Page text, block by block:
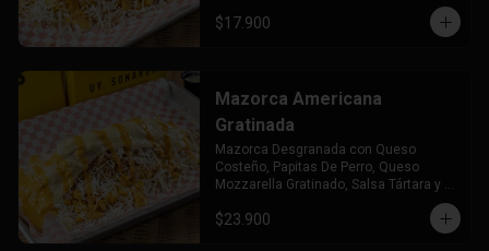
$17.900
Mazorca Americana
Gratinada
Mazorca Desgranada con Queso
Costeño, Papitas De Perro, Queso
Mozzarella Gratinado, Salsa Tártara y
$23.900